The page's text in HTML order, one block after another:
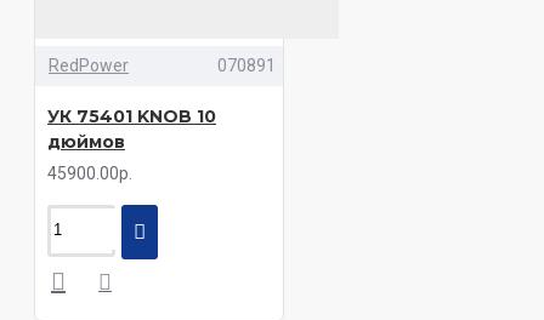
RedPower 070891
УК 75401 KNOB 10
дюймов
45900.00р.